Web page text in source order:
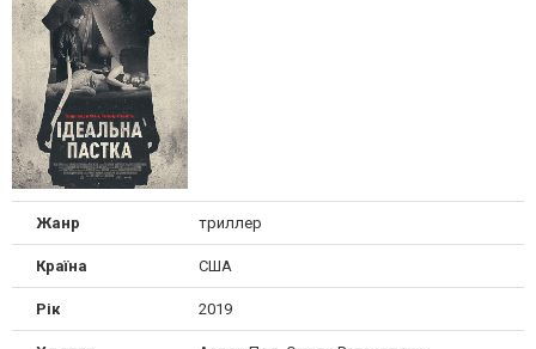
Жанр триллер
Країна США
Рік 2019